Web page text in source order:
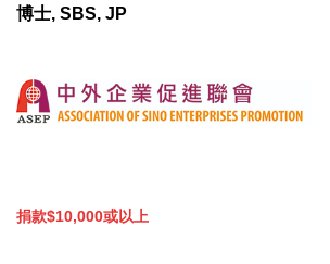
博士, SBS, JP
捐款$10,000或以上